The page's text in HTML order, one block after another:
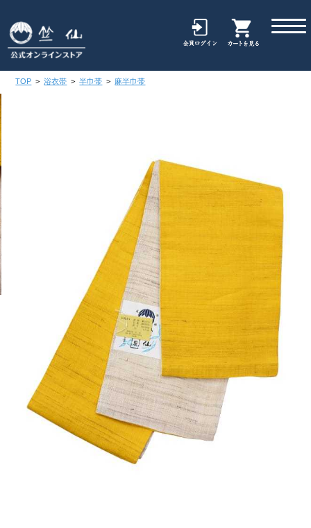
TOP > 浴衣帯 > 半巾帯 > 麻半巾帯